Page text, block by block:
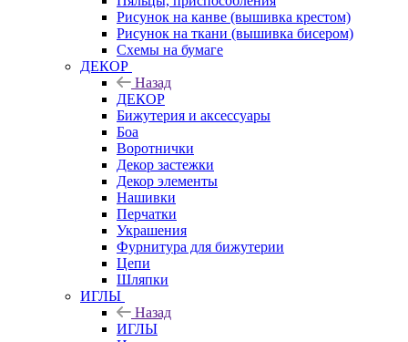
Рисунок на канве (вышивка крестом)
Рисунок на ткани (вышивка бисером)
Схемы на бумаге
ДЕКОР
Назад
ДЕКОР
Бижутерия и аксессуары
Боа
Воротнички
Декор застежки
Декор элементы
Нашивки
Перчатки
Украшения
Фурнитура для бижутерии
Цепи
Шляпки
ИГЛЫ
Назад
ИГЛЫ